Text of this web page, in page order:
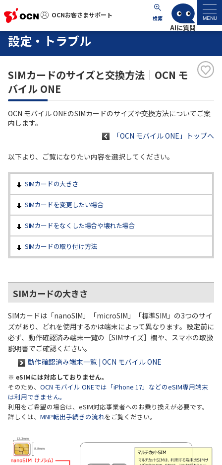
OCNお客さまサポート 検索 MENU
OCNお客さまサポート
サポートトップ
サービス名から探す
工事・故障情報
各種ダウンロード
お問い合わせ
履歴・お気に入り
NTTドコモビジネスのお客さ
OCN サービス一覧
設定・トラブル
SIMカードのサイズと交換方法｜OCN モ
バイル ONE
OCN モバイル ONEのSIMカードのサイズや交換方法についてご案
内します。
「OCN モバイル ONE」トップへ
以下より、ご覧になりたい内容を選択してください。
SIMカードの大きさ
SIMカードを変更したい場合
SIMカードをなくした場合や壊れた場合
SIMカードの取り付け方法
SIMカードの大きさ
SIMカードは「nanoSIM」「microSIM」「標準SIM」の3つのサイ
ズがあり、どれを使用するかは端末によって異なります。設定前に
必ず、動作確認済み端末一覧の［SIMサイズ］欄や、スマホの取扱
説明書でご確認ください。
動作確認済み端末一覧 | OCN モバイル ONE
※ eSIMには対応しておりません。
そのため、 OCN モバイル ONEでは「iPhone 17」などのeSIM専用端末
は利用できません。
利用をご希望の場合は、eSIM対応事業者へのお乗り換えが必要です。
詳しくは、 MNP転出手続きの流れをご覧ください。